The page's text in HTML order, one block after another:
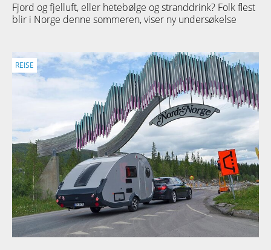
Fjord og fjelluft, eller hetebølge og stranddrink? Folk flest
blir i Norge denne sommeren, viser ny undersøkelse
REISE